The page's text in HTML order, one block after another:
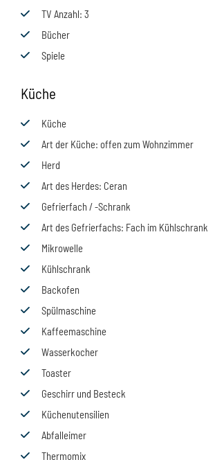
TV Anzahl: 3
Bücher
Spiele
Küche
Küche
Art der Küche: offen zum Wohnzimmer
Herd
Art des Herdes: Ceran
Gefrierfach / -Schrank
Art des Gefrierfachs: Fach im Kühlschrank
Mikrowelle
Kühlschrank
Backofen
Spülmaschine
Kaffeemaschine
Wasserkocher
Toaster
Geschirr und Besteck
Küchenutensilien
Abfalleimer
Thermomix